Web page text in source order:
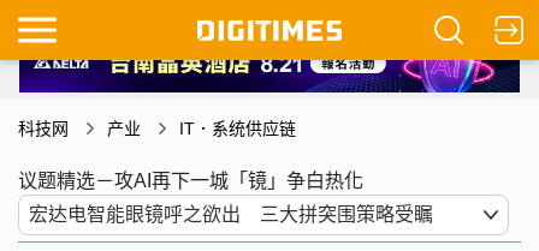
科技网 产业 IT．系统供应链
议题精选－攻AI再下一城「镜」争白热化